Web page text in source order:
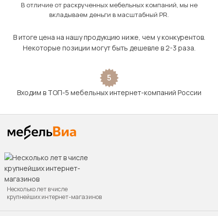
В отличие от раскрученных мебельных компаний, мы не
вкладываем деньги в масштабный PR.
В итоге цена на нашу продукцию ниже, чем у конкурентов.
Некоторые позиции могут быть дешевле в 2-3 раза.
5
Входим в ТОП-5 мебельных интернет-компаний России
Несколько лет в числе
крупнейших интернет-магазинов